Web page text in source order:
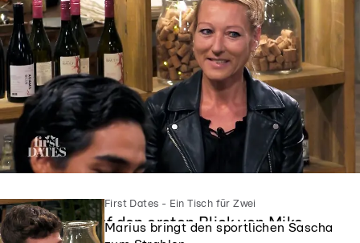
First Dates - Ein Tisch für Zwei
Siggi ist auf den ersten Blick von Mike
First Dates - Ein Tisch für Zwei
Marius bringt den sportlichen Sascha